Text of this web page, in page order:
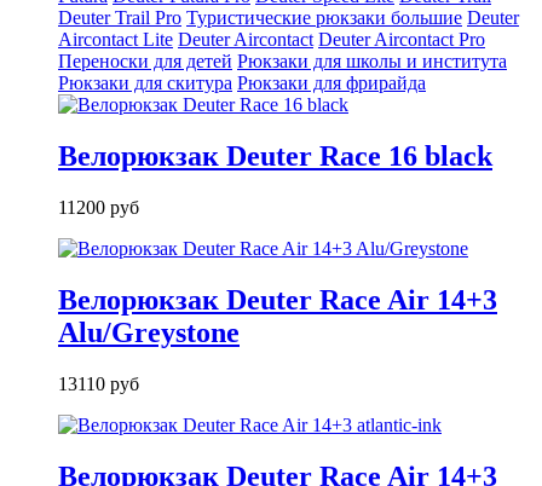
Deuter Trail Pro Туристические рюкзаки большие Deuter
Aircontact Lite Deuter Aircontact Deuter Aircontact Pro
Переноски для детей Рюкзаки для школы и института
Рюкзаки для скитура Рюкзаки для фрирайда
Велорюкзак Deuter Race 16 black
11200 руб
Велорюкзак Deuter Race Air 14+3
Alu/Greystone
13110 руб
Велорюкзак Deuter Race Air 14+3